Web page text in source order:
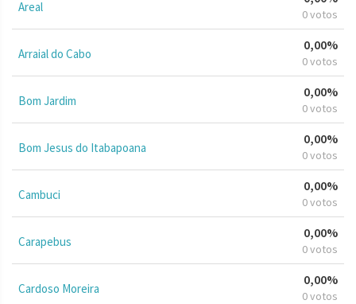
Areal 0 votos
Arraial do Cabo
0,00%
0 votos
Bom Jardim
0,00%
0 votos
Bom Jesus do Itabapoana
0,00%
0 votos
Cambuci
0,00%
0 votos
Carapebus
0,00%
0 votos
Cardoso Moreira
0,00%
0 votos